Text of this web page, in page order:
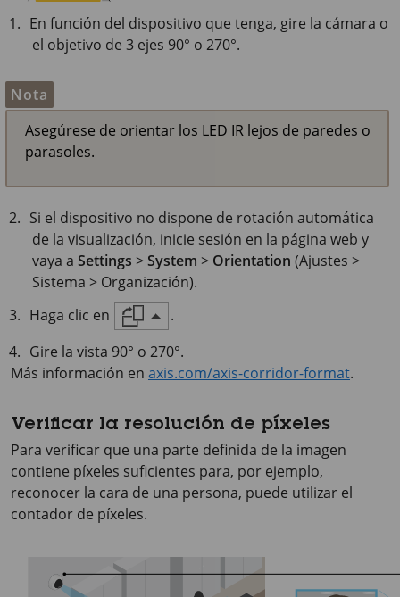
En función del dispositivo que tenga, gire la cámara o
el objetivo de 3 ejes 90° o 270°.
Nota
Asegúrese de orientar los LED IR lejos de paredes o
parasoles.
Si el dispositivo no dispone de rotación automática
de la visualización, inicie sesión en la página web y
vaya a Settings >System > Orientation (Ajustes >
Sistema > Organización).
Haga clic en
.
Gire la vista 90° o 270°.
Más información en axis.com/axis-corridor-format.
Verificar la resolución de píxeles
Para verificar que una parte definida de la imagen
contiene píxeles suficientes para, por ejemplo,
reconocer la cara de una persona, puede utilizar el
contador de píxeles.